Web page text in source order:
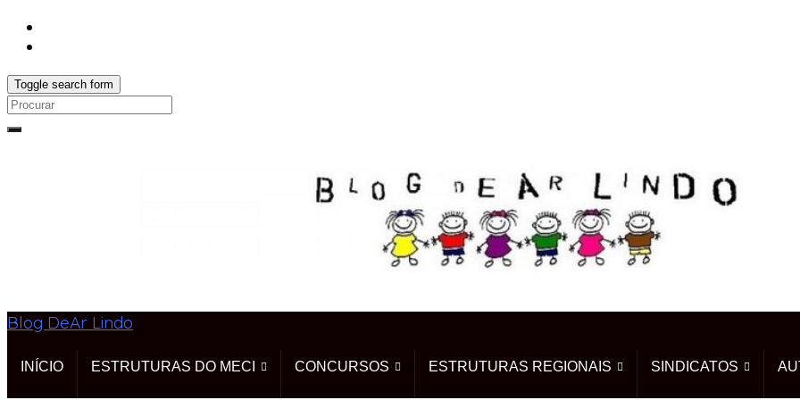
Toggle search form
Search
Blog DeAr Lindo
INÍCIO ESTRUTURAS DO MECI CONCURSOS ESTRUTURAS REGIONAIS SINDICATOS